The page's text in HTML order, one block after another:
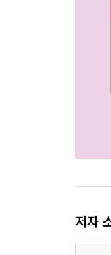
07 2
조정
2019
2019
상생
거주
거주기
[현장
저자